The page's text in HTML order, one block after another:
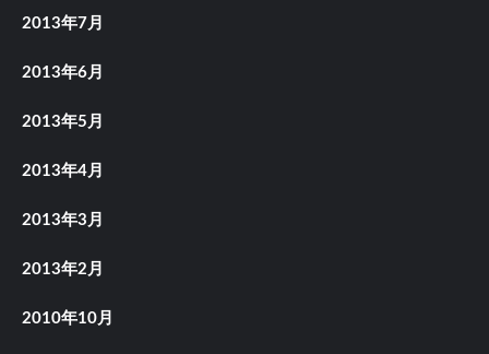
2013年7月
2013年6月
2013年5月
2013年4月
2013年3月
2013年2月
2010年10月